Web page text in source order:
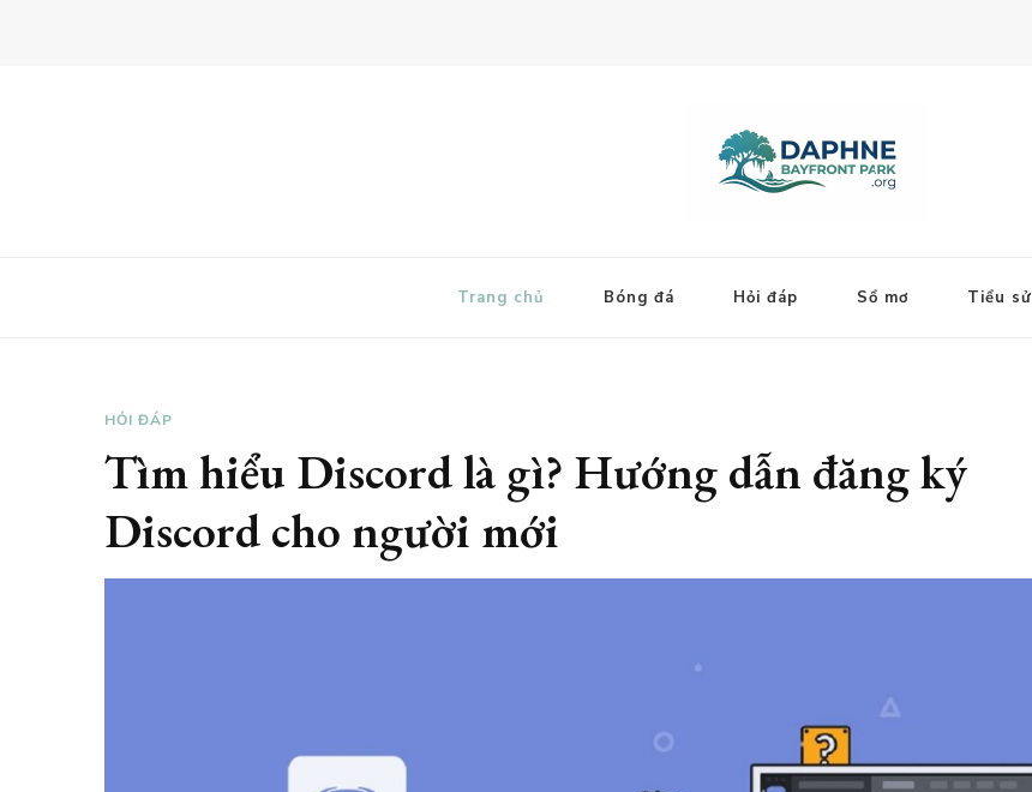
Trang chủ Bóng đá Hỏi đáp Sổ mơ Tiểu sử
HỎI ĐÁP
Tìm hiểu Discord là gì? Hướng dẫn đăng ký
Discord cho người mới